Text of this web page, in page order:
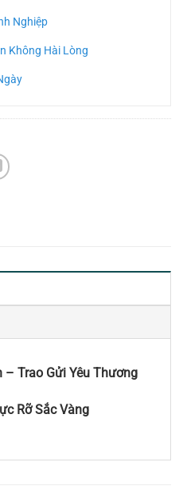
Nghiệp
Không Hài Lòng
Trao Gửi Yêu Thương
Rỡ Sắc Vàng